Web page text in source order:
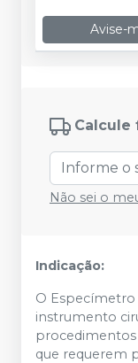
Avise-
Calcule
Não sei o
Indicação:
O Especímetro
instrumento
que requerem